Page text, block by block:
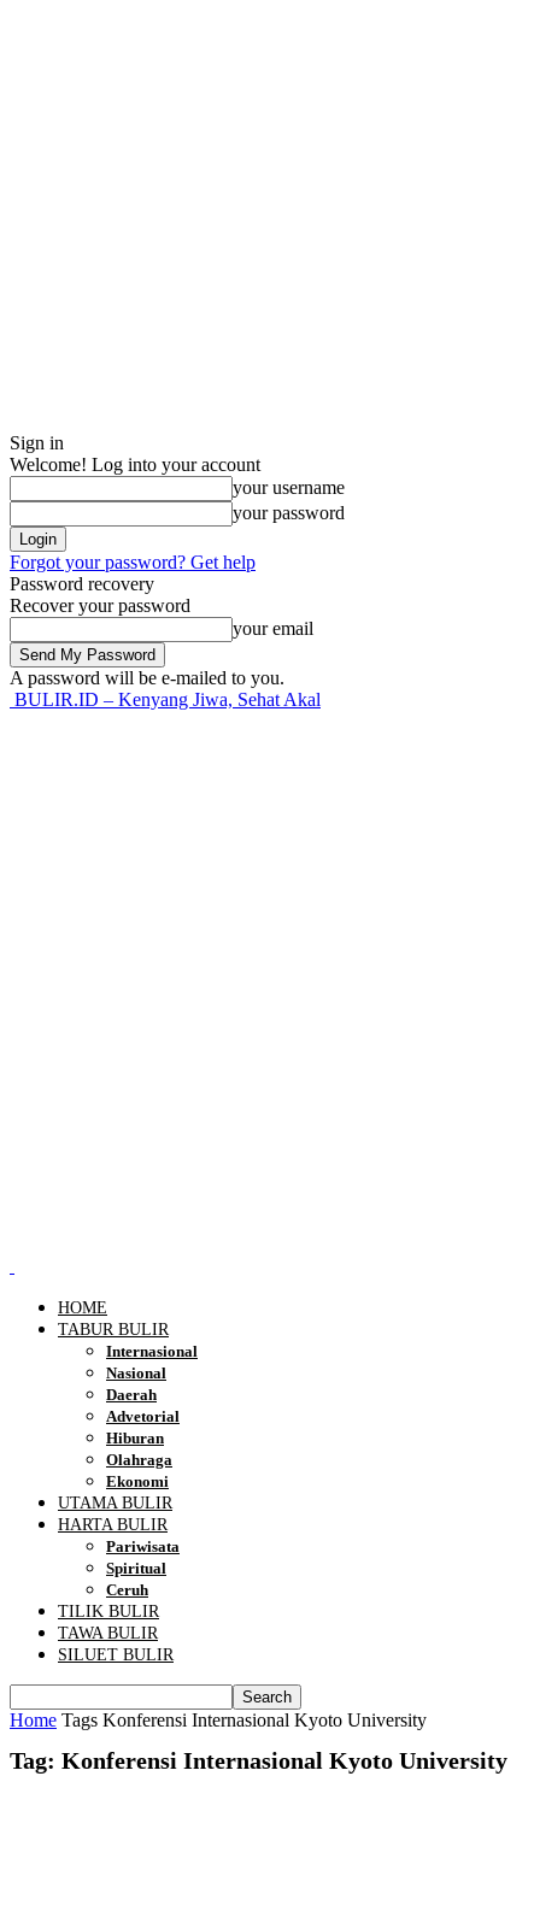
Sign in
Welcome! Log into your account
your username
your password
Forgot your password? Get help
Password recovery
Recover your password
your email
A password will be e-mailed to you.
BULIR.ID – Kenyang Jiwa, Sehat Akal
HOME
TABUR BULIR
Internasional
Nasional
Daerah
Advetorial
Hiburan
Olahraga
Ekonomi
UTAMA BULIR
HARTA BULIR
Pariwisata
Spiritual
Ceruh
TILIK BULIR
TAWA BULIR
SILUET BULIR
Home Tags Konferensi Internasional Kyoto University
Tag: Konferensi Internasional Kyoto University